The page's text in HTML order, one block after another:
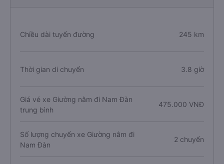
Chiều dài tuyến đường 245 km
Thời gian di chuyển 3.8 giờ
Giá vé xe Giường nằm đi Nam Đàn
trung bình
475.000 VNĐ
Số lượng chuyến xe Giường nằm đi
Nam Đàn
2 chuyến